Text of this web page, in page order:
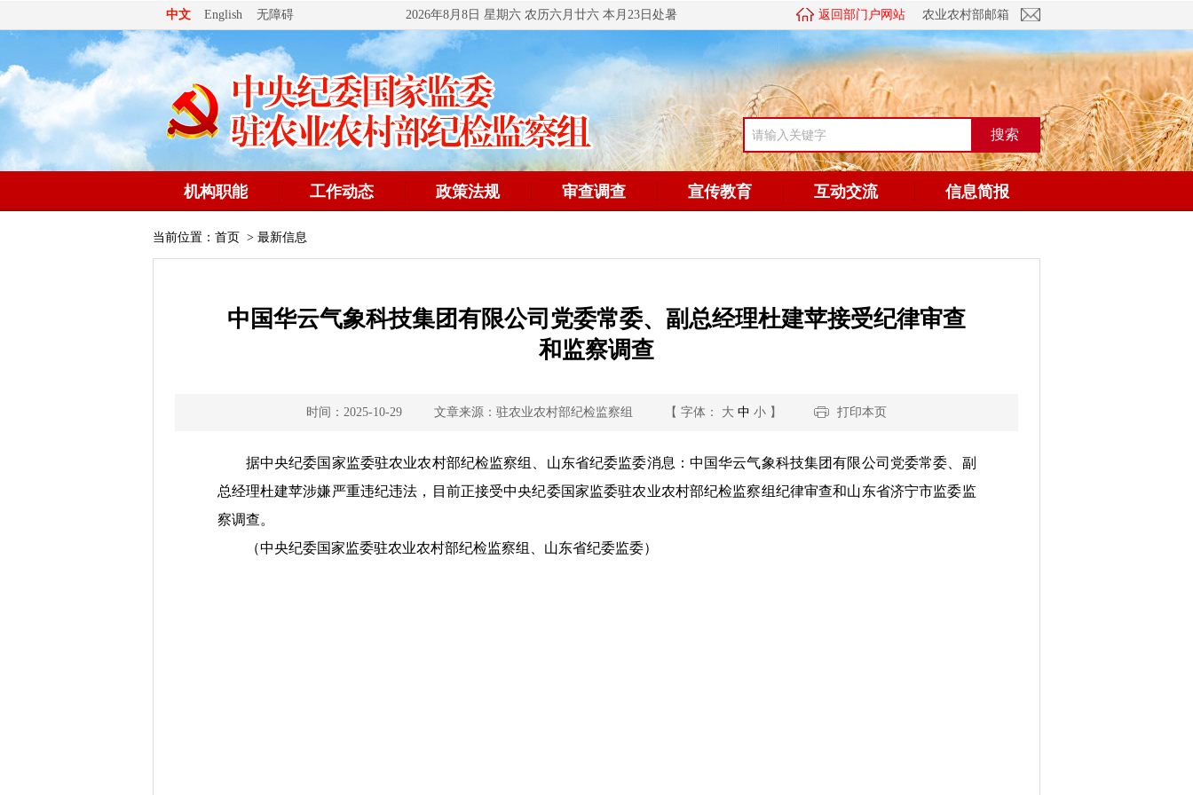
中文 English 无障碍 2026年8月8日 星期六 农历六月廿六 本月23日处暑 返回部门户网站 农业农村部邮箱
机构职能 工作动态 政策法规 审查调查 宣传教育 互动交流 信息简报
当前位置： 首页 > 最新信息
中国华云气象科技集团有限公司党委常委、副总经理杜建苹接受纪律审查
和监察调查
时间：2025-10-29 文章来源：驻农业农村部纪检监察组 【 字体： 大 中 小 】 打印本页
据中央纪委国家监委驻农业农村部纪检监察组、山东省纪委监委消息：中国华云气象科技集团有限公司党委常委、副
总经理杜建苹涉嫌严重违纪违法，目前正接受中央纪委国家监委驻农业农村部纪检监察组纪律审查和山东省济宁市监委监
察调查。
（中央纪委国家监委驻农业农村部纪检监察组、山东省纪委监委）